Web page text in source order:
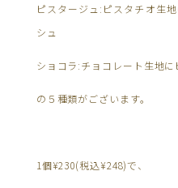
ピスタージュ:ピスタチオ生
シュ
ショコラ:チョコレート生地に
の５種類がございます。
1個¥230(税込¥248)で、